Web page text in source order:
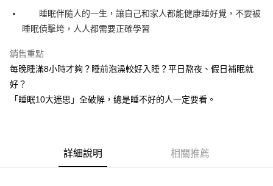
睡眠伴隨人的一生，讓自己和家人都能健康睡好覺，不要被
睡眠債擊垮，人人都需要正確學習
銷售重點
每晚睡滿8小時才夠？睡前泡澡較好入睡？平日熬夜、假日補眠就
好？
「睡眠10大迷思」全破解，總是睡不好的人一定要看。
詳細說明 相關推薦